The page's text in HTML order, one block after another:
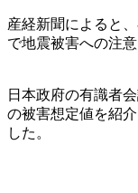
産経新聞によると
で地震被害への注意
日本政府の有識者
の被害想定値を紹
した。